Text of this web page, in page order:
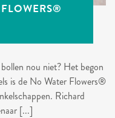
nou niet? Het begon
is de No Water Flowers®
Richard
[...]